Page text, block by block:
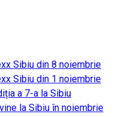
Sibiu din 8 noiembrie
Sibiu din 1 noiembrie
a 7-a la Sibiu
la Sibiu în noiembrie